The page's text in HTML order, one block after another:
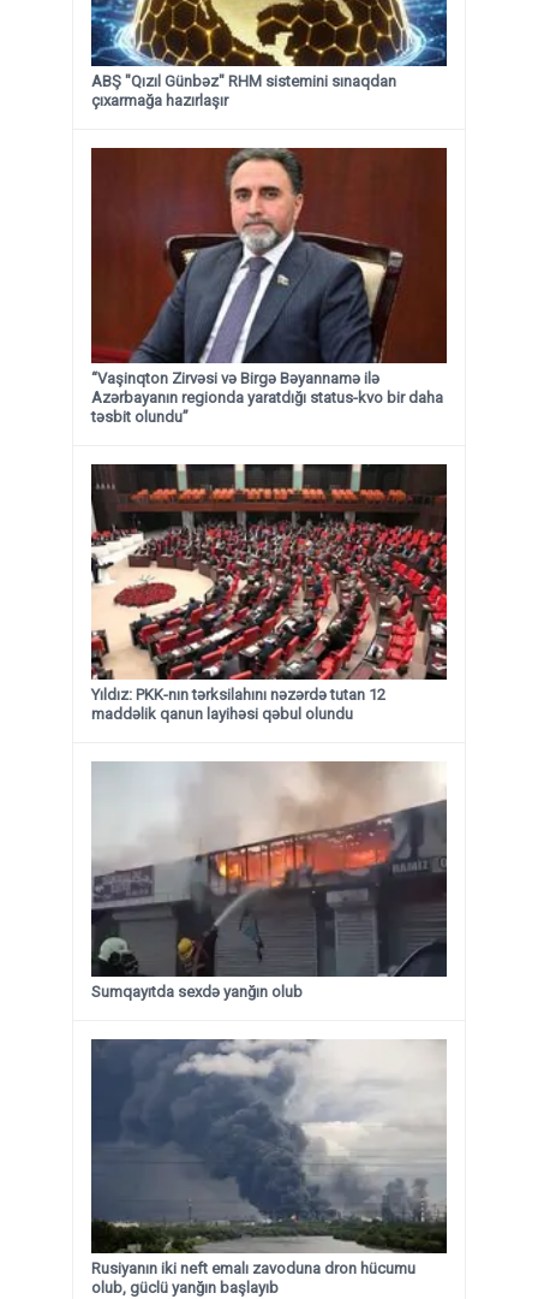
ABŞ "Qızıl Günbəz" RHM sistemini sınaqdan
çıxarmağa hazırlaşır
“Vaşinqton Zirvəsi və Birgə Bəyannamə ilə
Azərbayanın regionda yaratdığı status-kvo bir daha
təsbit olundu”
Yıldız: PKK-nın tərksilahını nəzərdə tutan 12
maddəlik qanun layihəsi qəbul olundu ​​​​​​​
Sumqayıtda sexdə yanğın olub
Rusiyanın iki neft emalı zavoduna dron hücumu
olub, güclü yanğın başlayıb